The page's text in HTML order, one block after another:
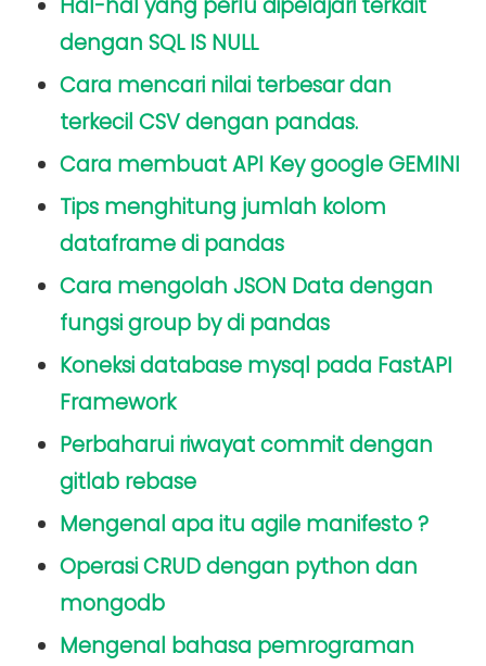
dengan SQL IS NULL
Cara mencari nilai terbesar dan
terkecil CSV dengan pandas.
Cara membuat API Key google GEMINI
Tips menghitung jumlah kolom
dataframe di pandas
Cara mengolah JSON Data dengan
fungsi group by di pandas
Koneksi database mysql pada FastAPI
Framework
Perbaharui riwayat commit dengan
gitlab rebase
Mengenal apa itu agile manifesto ?
Operasi CRUD dengan python dan
mongodb
Mengenal bahasa pemrograman